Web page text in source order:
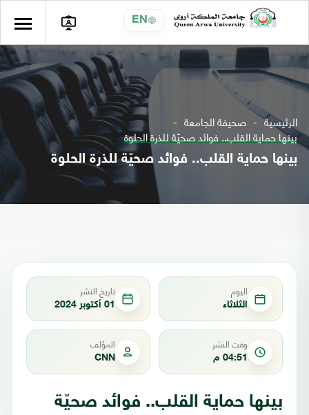
EN
الرئيسية صحيفة الجامعة
بينها حماية القلب.. فوائد صحيّة للذرة الحلوة
بينها حماية القلب.. فوائد صحيّة للذرة الحلوة
اليوم
الثلاثاء
تاريخ النشر
01 أكتوبر 2024
وقت النشر
04:51 م
المؤلف
CNN
بينها حماية القلب.. فوائد صحيّة